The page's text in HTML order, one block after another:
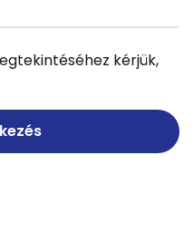
kérjük,